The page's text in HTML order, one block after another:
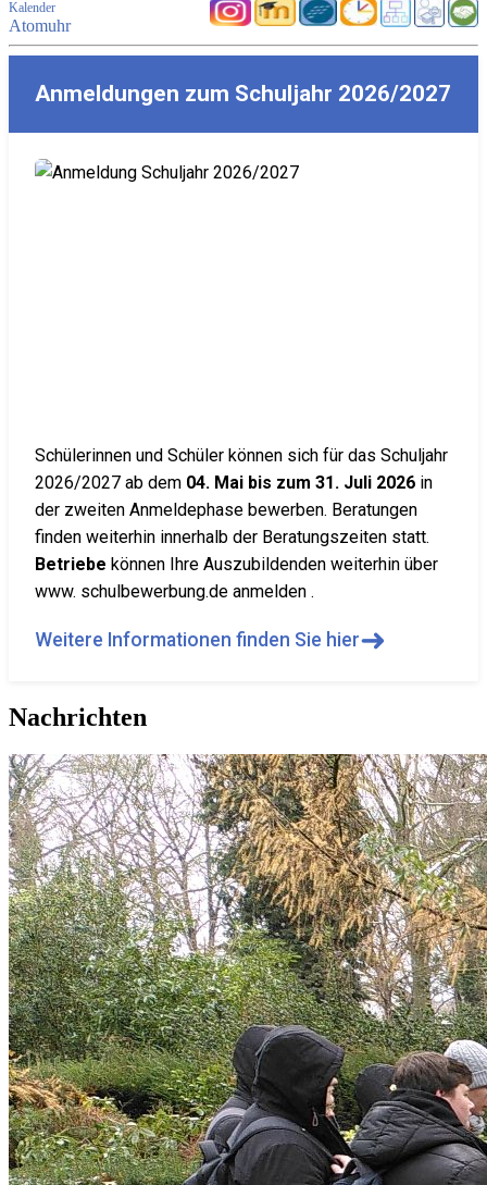
Kalender
Atomuhr
Anmeldungen zum Schuljahr 2026/2027
Schülerinnen und Schüler können sich für das Schuljahr
2026/2027 ab dem 04. Mai bis zum 31. Juli 2026 in
der zweiten Anmeldephase bewerben. Beratungen
finden weiterhin innerhalb der Beratungszeiten statt.
Betriebe können Ihre Auszubildenden weiterhin über
www. schulbewerbung.de anmelden .
Weitere Informationen finden Sie hier➜
Nachrichten